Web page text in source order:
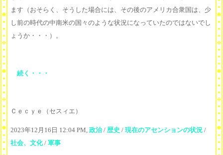
ます（おそらく、そうした場合には、その後のアメリカ合衆国は、少
し前の時代の中南米の国々のような状況になっていたのではないでし
ょうか・・・）。
続く・・・
Ｃｅｃｙｅ（セスィエ）
2023年12月16日 12:04 PM, 政治/ 歴史 / 現在のアセンションの状況 /
社会、文化/ 軍事